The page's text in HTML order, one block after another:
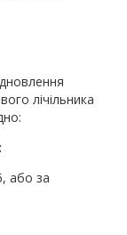
лiчiльника
або за